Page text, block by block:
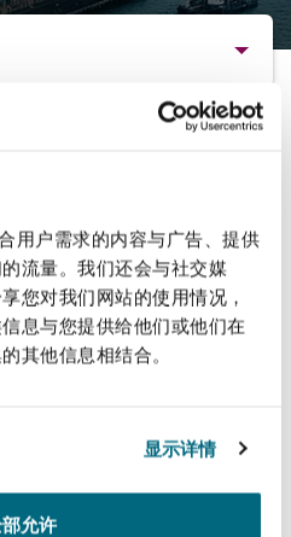
用户需求的内容与广告、提供
流量。我们还会与社交媒
您对我们网站的使用情况，
息与您提供给他们或他们在
其他信息相结合。
显示详情
允许
(Maintenance, Repair &
Contentious